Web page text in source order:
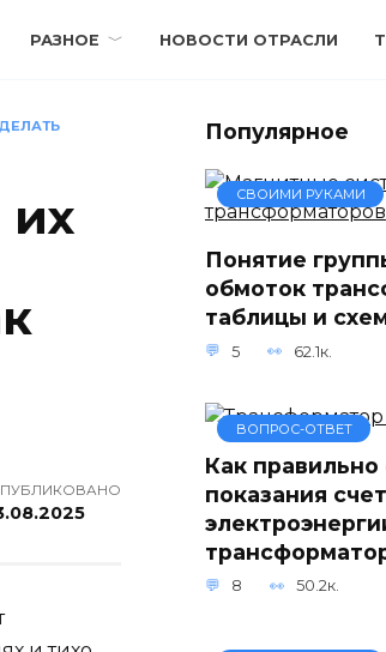
РАЗНОЕ НОВОСТИ ОТРАСЛИ
их
Популярное
СВОИМИ РУКАМИ
Понятие
обмоток
таблицы и
5 62.1к.
ВОПРОС-ОТВЕТ
Как правильно
показания
8 50.2к.